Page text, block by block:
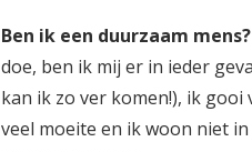
Ben ik een duurzaam mens?
doe, ben ik mij er in ieder
kan ik zo ver komen!), ik
veel moeite en ik woon niet